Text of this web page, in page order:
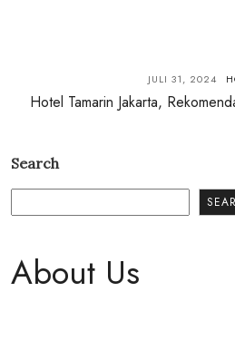
JULI 31, 2024
Hotel Tamarin Jakarta,
Search
About Us